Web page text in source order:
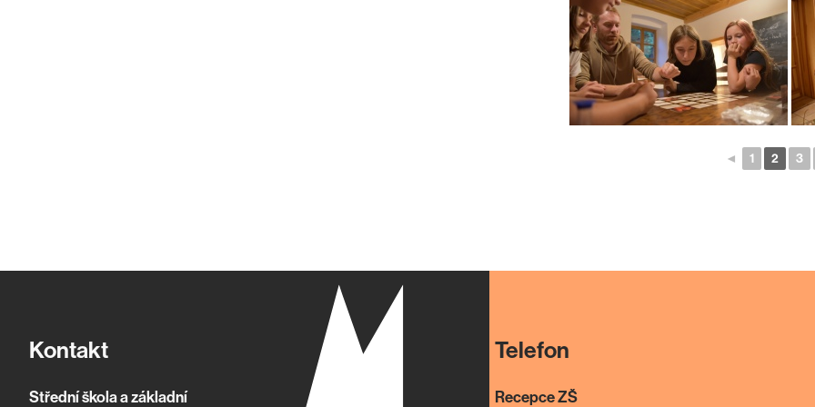
◄ 1 2 3
Kontakt
Střední škola a základní
Telefon
Recepce ZŠ